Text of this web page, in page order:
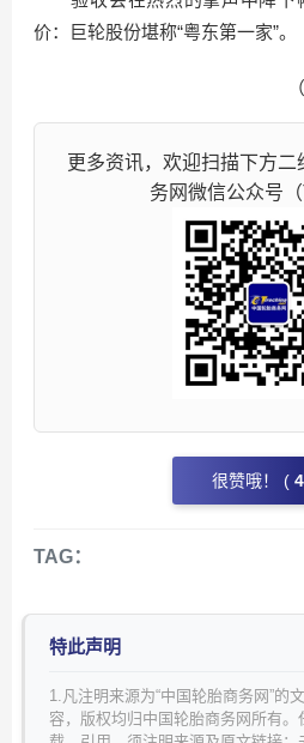
价：巨轮股份堪称“粤东第一家”。
更多资讯，欢迎扫描下方
务网微信公众号（
很赞哦！ (
TAG：
特此声明
1.凡注明来源为“中国轮胎商务网”的
容，版权均归中国轮胎商务网所有